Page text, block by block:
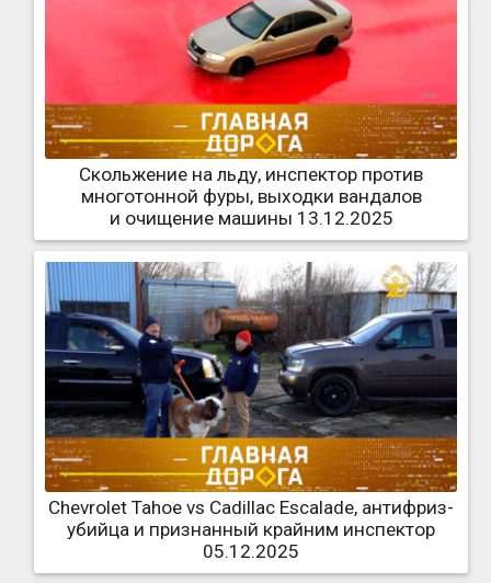
Скольжение на льду, инспектор против
многотонной фуры, выходки вандалов
и очищение машины 13.12.2025
Chevrolet Tahoe vs Cadillac Escalade, антифриз-
убийца и признанный крайним инспектор
05.12.2025